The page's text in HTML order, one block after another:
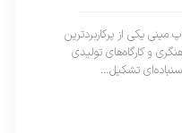
یکی از پرکاربردترین
و کارگاه‌های تولیدی
سنباده‌ای تشکیل…